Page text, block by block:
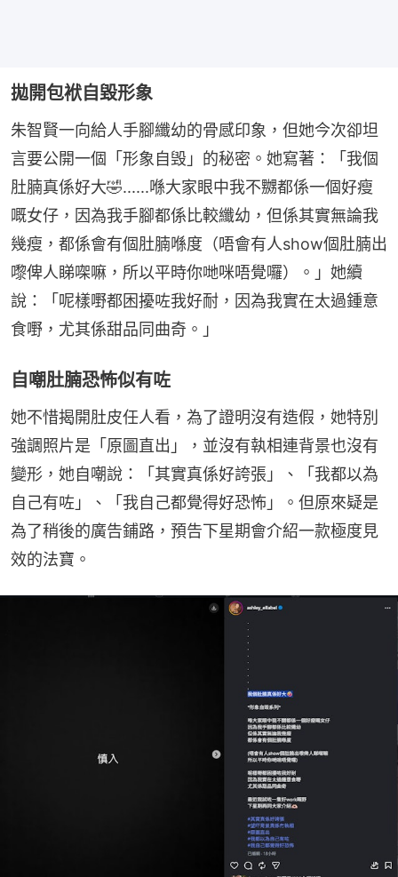
拋開包袱自毀形象
朱智賢一向給人手腳纖幼的骨感印象，但她今次卻坦
言要公開一個「形象自毁」的秘密。她寫著：「我個
肚腩真係好大🤣......喺大家眼中我不嬲都係一個好瘦
嘅女仔，因為我手腳都係比較纖幼，但係其實無論我
幾瘦，都係會有個肚腩喺度（唔會有人show個肚腩出
嚟俾人睇㗎嘛，所以平時你哋咪唔覺囉）。」她續
說：「呢樣嘢都困擾咗我好耐，因為我實在太過鍾意
食嘢，尤其係甜品同曲奇。」
自嘲肚腩恐怖似有咗
她不惜揭開肚皮任人看，為了證明沒有造假，她特別
強調照片是「原圖直出」，並沒有執相連背景也沒有
變形，她自嘲說：「其實真係好誇張」、「我都以為
自己有咗」、「我自己都覺得好恐怖」。但原來疑是
為了稍後的廣告鋪路，預告下星期會介紹一款極度見
效的法寶。